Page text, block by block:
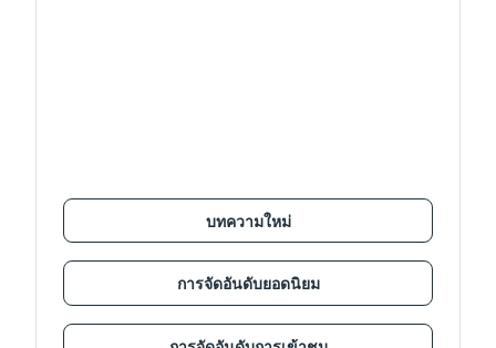
บทความใหม่
การจัดอันดับยอดนิยม